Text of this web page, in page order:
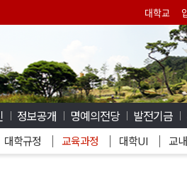
대학교
대학규정 교육과정 대학UI 교
정보공개 명예의전당 발전기금